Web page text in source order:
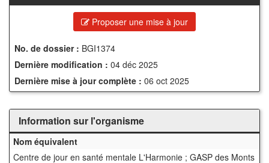
Proposer une mise à jour
No. de dossier : BGI1374
Dernière modification : 04 déc 2025
Dernière mise à jour complète : 06 oct 2025
Information sur l'organisme
Nom équivalent
Centre de jour en santé mentale L'Harmonie ; GASP des Monts